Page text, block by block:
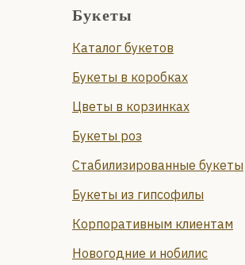
Букеты
Каталог букетов
Букеты в коробках
Цветы в корзинках
Букеты роз
Стабилизированные букеты
Букеты из гипсофилы
Корпоративным клиентам
Новогодние и нобилис